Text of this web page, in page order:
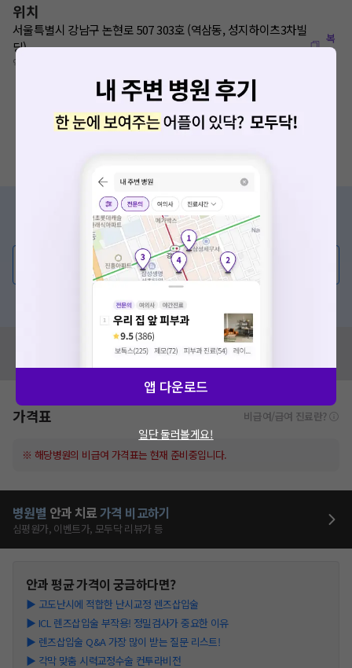
위치
서울특별시 강남구 논현로 507 303호 (역삼동, 성지하이츠3차빌
딩)
역삼역 6번출구 40m
복
사
증상/치료, 궁금한 점이 있나요?
의사가 직접 답해드려요!
💬 무엇이든 물어보세요
혹시 잘못된 병원정보가 있나요?
가격표 비급여/급여 진료란?
※ 해당병원의 비급여 가격표는 현재 준비중입니다.
병원별 안과 치료가격 비교하기
심평원가, 이벤트가, 모두닥 리뷰가 등
안과평균 가격이 궁금하다면?
▶ 고도난시에 적합한 난시교정 렌즈삽입술
▶ ICL 렌즈삽입술 부작용! 정밀검사가 중요한 이유
▶ 렌즈삽입술 Q&A 가장 많이 받는 질문 리스트!
▶ 각막 맞춤 시력교정수술 컨투라비전
앱 다운로드
일단 둘러볼게요!